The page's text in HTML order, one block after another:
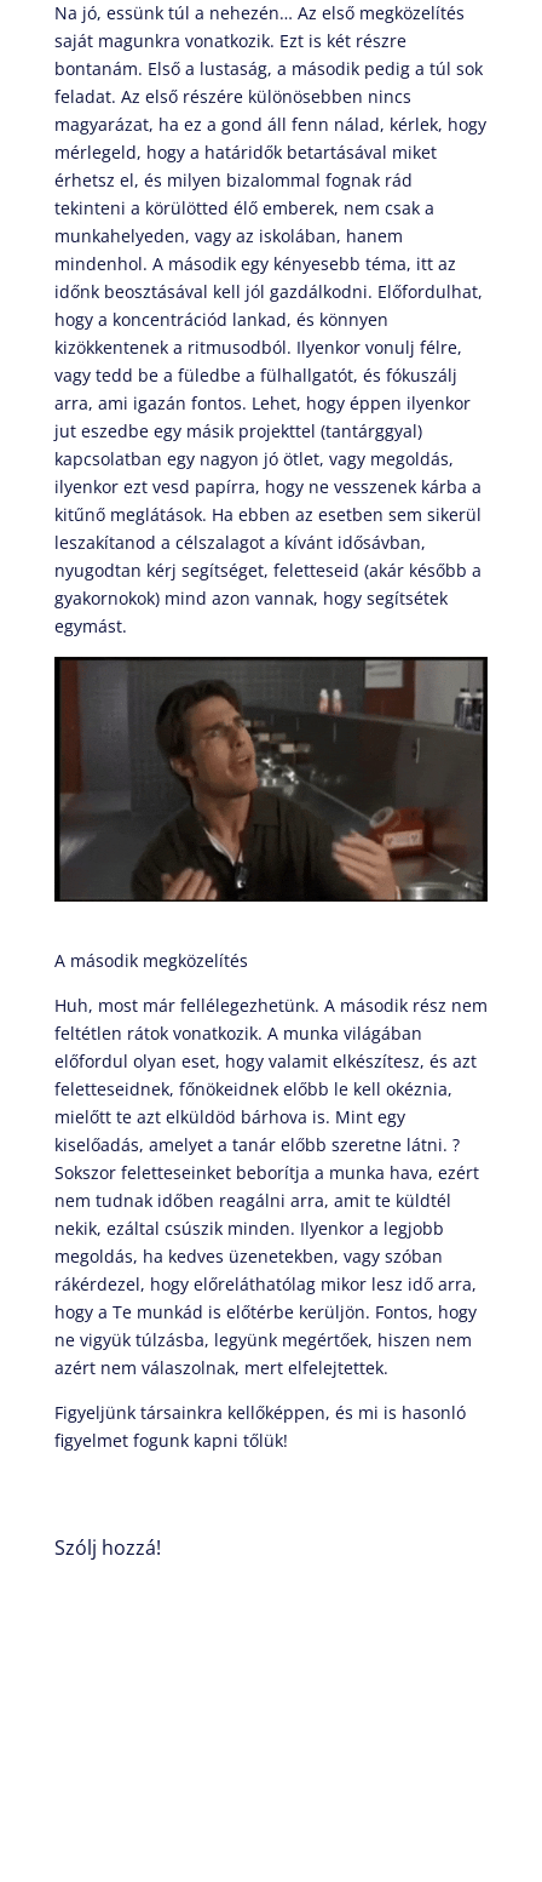
Na jó, essünk túl a nehezén… Az első megközelítés
saját magunkra vonatkozik. Ezt is két részre
bontanám. Első a lustaság, a második pedig a túl sok
feladat. Az első részére különösebben nincs
magyarázat, ha ez a gond áll fenn nálad, kérlek, hogy
mérlegeld, hogy a határidők betartásával miket
érhetsz el, és milyen bizalommal fognak rád
tekinteni a körülötted élő emberek, nem csak a
munkahelyeden, vagy az iskolában, hanem
mindenhol. A második egy kényesebb téma, itt az
időnk beosztásával kell jól gazdálkodni. Előfordulhat,
hogy a koncentrációd lankad, és könnyen
kizökkentenek a ritmusodból. Ilyenkor vonulj félre,
vagy tedd be a füledbe a fülhallgatót, és fókuszálj
arra, ami igazán fontos. Lehet, hogy éppen ilyenkor
jut eszedbe egy másik projekttel (tantárggyal)
kapcsolatban egy nagyon jó ötlet, vagy megoldás,
ilyenkor ezt vesd papírra, hogy ne vesszenek kárba a
kitűnő meglátások. Ha ebben az esetben sem sikerül
leszakítanod a célszalagot a kívánt idősávban,
nyugodtan kérj segítséget, feletteseid (akár később a
gyakornokok) mind azon vannak, hogy segítsétek
egymást.
A második megközelítés
Huh, most már fellélegezhetünk. A második rész nem
feltétlen rátok vonatkozik. A munka világában
előfordul olyan eset, hogy valamit elkészítesz, és azt
feletteseidnek, főnökeidnek előbb le kell okéznia,
mielőtt te azt elküldöd bárhova is. Mint egy
kiselőadás, amelyet a tanár előbb szeretne látni. ?
Sokszor feletteseinket beborítja a munka hava, ezért
nem tudnak időben reagálni arra, amit te küldtél
nekik, ezáltal csúszik minden. Ilyenkor a legjobb
megoldás, ha kedves üzenetekben, vagy szóban
rákérdezel, hogy előreláthatólag mikor lesz idő arra,
hogy a Te munkád is előtérbe kerüljön. Fontos, hogy
ne vigyük túlzásba, legyünk megértőek, hiszen nem
azért nem válaszolnak, mert elfelejtettek.
Figyeljünk társainkra kellőképpen, és mi is hasonló
figyelmet fogunk kapni tőlük!
Szólj hozzá!